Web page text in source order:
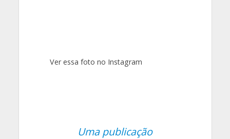
Ver essa foto no Instagram
Uma publicação